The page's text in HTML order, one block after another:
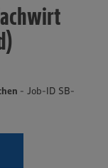
- Job-ID SB-